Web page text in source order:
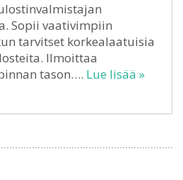
Sopii vaativimpiin
tarvitset korkealaatuisia
Ilmoittaa
tason…. Lue lisää »